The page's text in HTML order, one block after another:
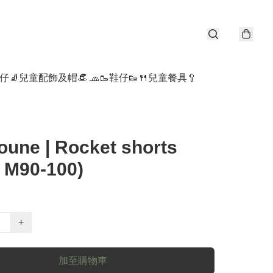
🧦 兒童配飾及帽👒 🧢🥾鞋仔👟 🍴兒童餐具🥄
| Rocket shorts
100)
+
加至購物車